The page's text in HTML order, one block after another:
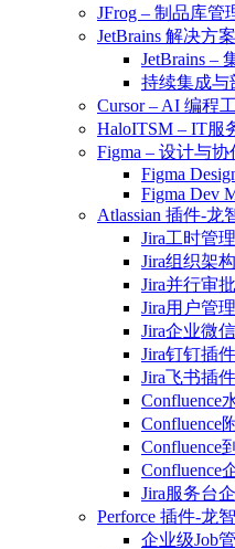
JFrog – 制品库管
JetBrains 解决方案
JetBrains –
持续集成与
Cursor – AI 编程
HaloITSM – IT服
Figma – 设计与协
Figma
Figma Dev
Atlassian 插件-龙
Jira工时管
Jira组织架
Jira并行审
Jira用户管
Jira企业微
Jira钉钉插件
Jira飞书插件
Confluence
Confluence
Confluence
Confluence
Jira服务台
Perforce 插件-龙
企业级Job